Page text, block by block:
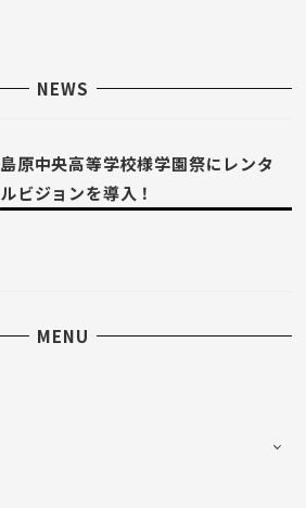
NEWS
島原中央高等学校様学園祭にレンタ
ルビジョンを導入！
MENU